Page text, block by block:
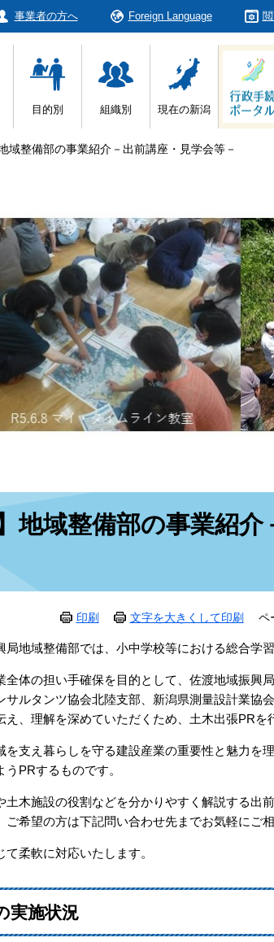
事業者の方へ Foreign Language
目的別 組織別 現在の新潟
域整備部の事業紹介－出前講座・見学会等－
地域整備部の事業紹
印刷 文字を大きくして印刷 ペ
地域整備部では、小中学校等における総合学
体の担い手確保を目的として、佐渡地域振興
サルタンツ協会北陸支部、新潟県測量設計業協
え、理解を深めていただくため、土木出張PRを
支え暮らしを守る建設産業の重要性と魅力を
PRするものです。
木施設の役割などを分かりやすく解説する出
ご希望の方は下記問い合わせ先までお気軽にご相
柔軟に対応いたします。
実施状況